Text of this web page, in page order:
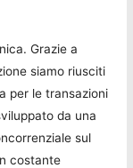
Grazie a
siamo riusciti
per le transazioni
da una
sul
costante